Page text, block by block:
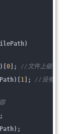
)
0 ]; //文件上级目录
1 ]; //没有扩展